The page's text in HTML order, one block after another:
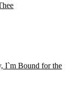
I`m Bound for the